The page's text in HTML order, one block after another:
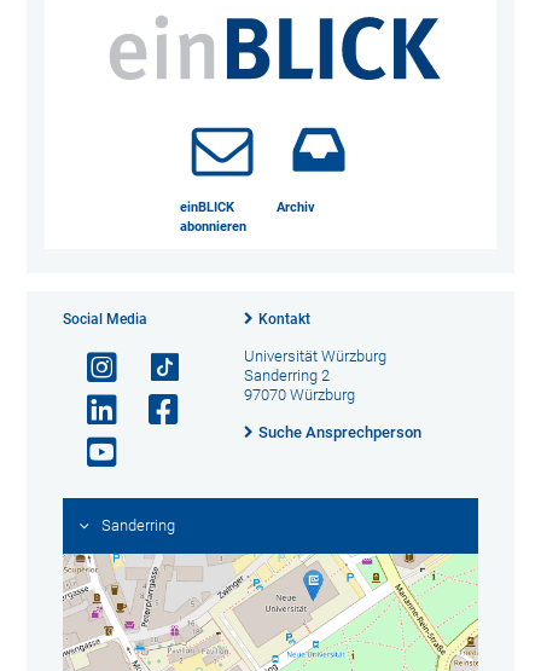
einBLICK
abonnieren
Archiv
Social Media Kontakt
Universität Würzburg
Sanderring 2
97070 Würzburg
Suche Ansprechperson
Sanderring